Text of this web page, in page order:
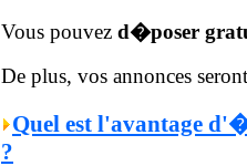
Vous pouvez d�poser
De plus, vos annonces
Quel est l'avantage
?